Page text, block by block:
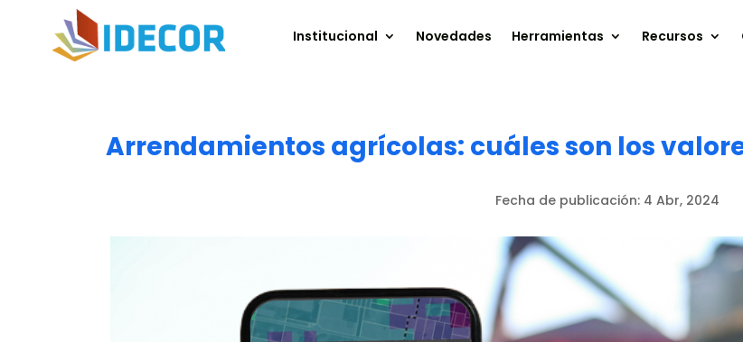
Institucional Novedades Herramientas Recursos
Arrendamientos agrícolas: cuáles son los
Fecha de publicación: 4 Abr, 2024